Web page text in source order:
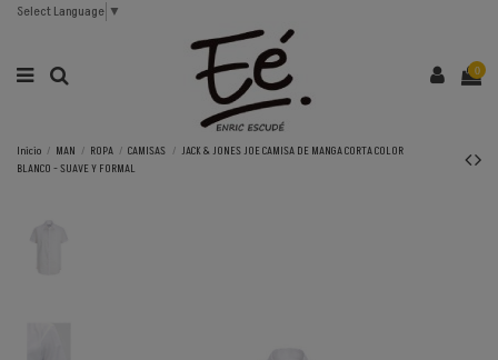
Select Language ▼
0
Inicio MAN ROPA CAMISAS
JACK & JONES JOE CAMISA DE MANGA CORTA COLOR
BLANCO - SUAVE Y FORMAL